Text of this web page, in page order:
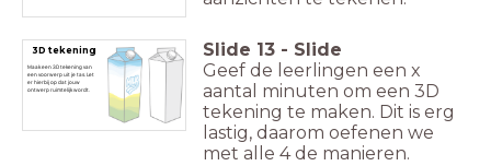
3D tekening
Maak een 3D tekening van
een voorwerp uit je tas. Let
er hierbij op dat jouw
ontwerp ruimtelijk wordt.
Slide 13 - Slide
Geef de leerlingen een x
aantal minuten om een 3D
tekening te maken. Dit is erg
lastig, daarom oefenen we
met alle 4 de manieren.